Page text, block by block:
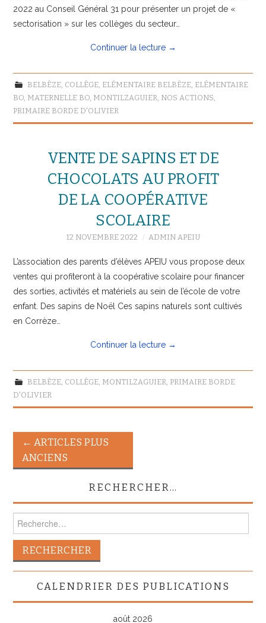
2022 au Conseil Général 31 pour présenter un projet de «
sectorisation » sur les collèges du secteur…
Continuer la lecture →
BELBÈZE, COLLÈGE, ELÉMENTAIRE BELBÈZE, ELÉMENTAIRE
BO, MATERNELLE BO, MONTILZAGUIER, NOS ACTIONS,
PRIMAIRE BORDE D'OLIVIER
VENTE DE SAPINS ET DE
CHOCOLATS AU PROFIT
DE LA COOPÉRATIVE
SCOLAIRE
12 NOVEMBRE 2022 ADMIN APEIU
L’association des parents d’élèves APEIU vous propose deux
ventes qui profiteront à la coopérative scolaire pour financer
des sorties, activités et matériels au sein de l’école de votre
enfant. Des sapins de Noël Ces sapins naturels sont cultivés
en Corrèze…
Continuer la lecture →
BELBÈZE, COLLÈGE, MONTILZAGUIER PRIMAIRE BORDE
D'OLIVIER
Navigation
des
articles
← ARTICLES PLUS
ANCIENS
RECHERCHER…
CALENDRIER DES PUBLICATIONS
août 2026